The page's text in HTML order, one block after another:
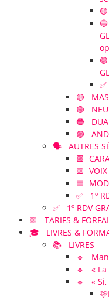
🟡
🟢
🔵
🟣
🗣️ AUTRES
🟪
🟨 VOIX
🟦
✅ 1º
✅ 1º RDV
🟨 TARIFS &
🎓 LIVRES &
📚 LIVRES
🔹
🔹 « La
🔹 « Si,